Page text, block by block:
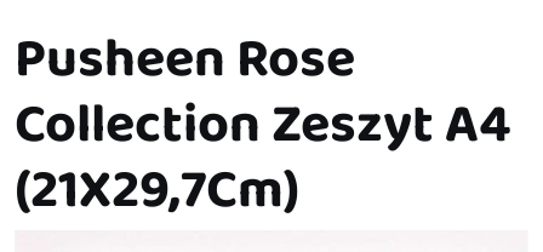
Pusheen Rose
Collection Zeszyt A4
(21X29,7Cm)